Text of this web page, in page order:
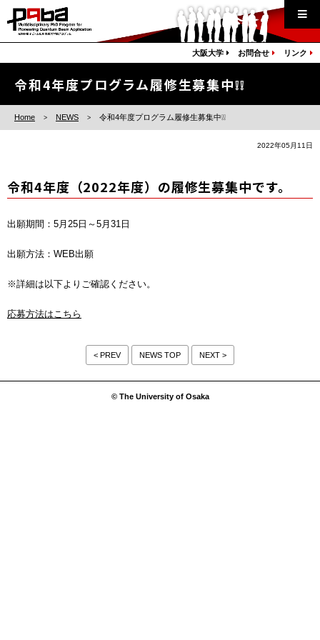
大阪大学 お問合せ リンク
令和4年度プログラム履修生募集中❕❕
Home NEWS 令和4年度プログラム履修生募集中❕❕
2022年05月11日
令和4年度（2022年度）の履修生募集中です。
出願期間：5月25日～5月31日
出願方法：WEB出願
※詳細は以下よりご確認ください。
応募方法はこちら
< PREV NEWS TOP NEXT >
© The University of Osaka